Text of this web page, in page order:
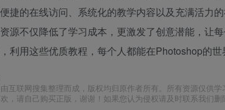
捷的在线访问、系统化的教学内容以及充满活力
源不仅降低了学习成本，更激发了创意潜能，让
利用这些优质教程，每个人都能在Photoshop的世
互联网搜集整理而成，版权均归原作者所有。所有资源仅供
，请自己购买正版，谢谢！如果您认为侵权请及时联系我们删